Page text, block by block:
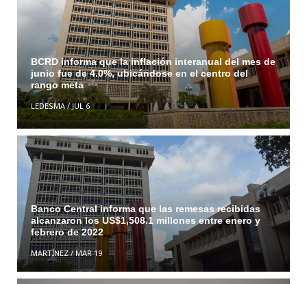
BCRD informa que la inflación interanual del mes de
junio fue de 4.0%, ubicándose en el centro del
rango meta
LEDESMA/JUL 6
Banco Central informa que las remesas recibidas
alcanzaron los US$1,508.1 millones entre enero y
febrero de 2022
MARTÍNEZ/MAR 19